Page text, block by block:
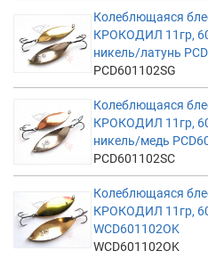
Колеблющаяся
КРОКОДИЛ 11гр,
никель/латунь
PCD601102SG
Колеблющаяся
КРОКОДИЛ 11гр,
никель/медь
PCD601102SC
Колеблющаяся
КРОКОДИЛ 11гр,
WCD601102OK
WCD601102OK